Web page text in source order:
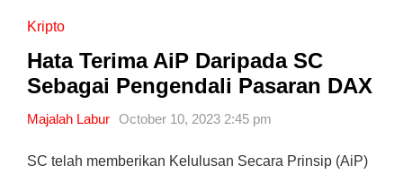
Kripto
Hata Terima AiP Daripada SC
Sebagai Pengendali Pasaran DAX
Majalah Labur October 10, 2023 2:45 pm
SC telah memberikan Kelulusan Secara Prinsip (AiP)